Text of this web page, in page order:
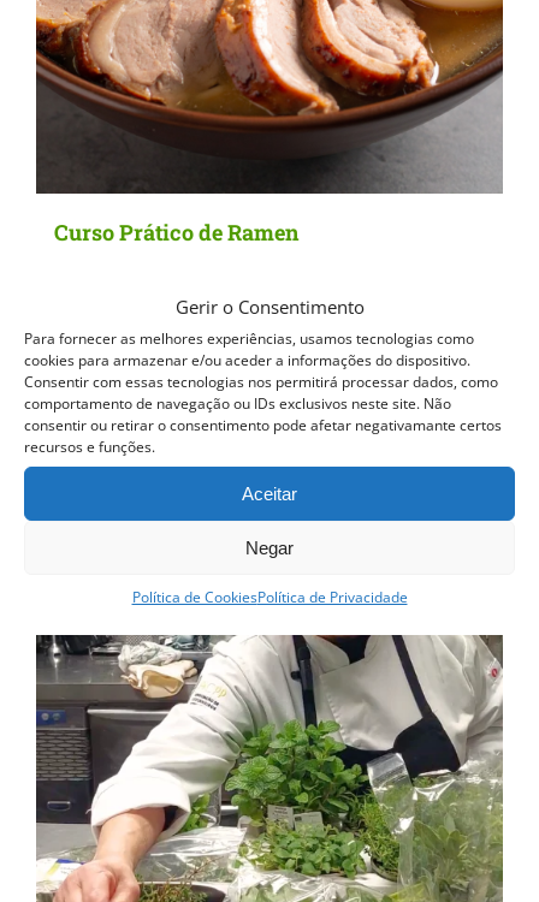
Gerir o Consentimento
Para fornecer as melhores experiências, usamos tecnologias como
cookies para armazenar e/ou aceder a informações do dispositivo.
Consentir com essas tecnologias nos permitirá processar dados, como
comportamento de navegação ou IDs exclusivos neste site. Não
consentir ou retirar o consentimento pode afetar negativamante certos
recursos e funções.
Aceitar
Negar
Política de CookiesPolítica de Privacidade
Curso Prático de Ramen
QUERO SER INFORMADO ASSIM
QUE DISPONÍVEL
Detalhes
Curso esgotado